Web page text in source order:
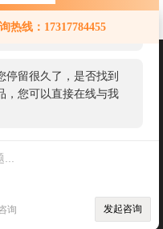
热线：17317784455
您要咨询什么问题呢？
停留很久了，是否找到
，您可以直接在线与我
询 发起咨询